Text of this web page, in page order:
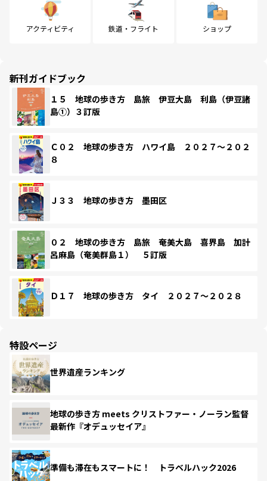
アクティビティ 鉄道・フライト ショップ
新刊ガイドブック
１５ 地球の歩き方 島旅 伊豆大島 利島（伊豆諸
島①）３訂版
Ｃ０２ 地球の歩き方 ハワイ島 ２０２７～２０２
８
Ｊ３３ 地球の歩き方 墨田区
０２ 地球の歩き方 島旅 奄美大島 喜界島 加計
呂麻島（奄美群島１） ５訂版
Ｄ１７ 地球の歩き方 タイ ２０２７～２０２８
特設ページ
世界遺産ランキング
地球の歩き方 meets クリストファー・ノーラン監督
最新作『オデュッセイア』
準備も滞在もスマートに！ トラベルハック2026